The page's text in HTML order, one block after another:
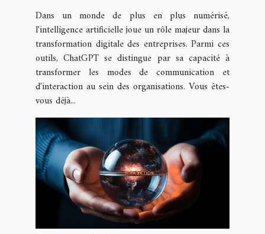
entreprises
Dans un monde de plus en plus numérisé,
l'intelligence artificielle joue un rôle majeur dans la
transformation digitale des entreprises. Parmi ces
outils, ChatGPT se distingue par sa capacité à
transformer les modes de communication et
d'interaction au sein des organisations. Vous êtes-
vous déjà...